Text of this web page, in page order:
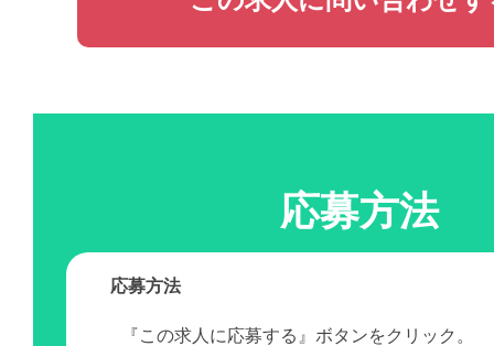
応募方法
応募方法
『この求人に応募する』ボタンをクリック。